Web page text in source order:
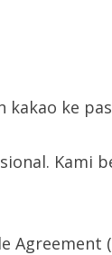
ke
Kami
Agreement